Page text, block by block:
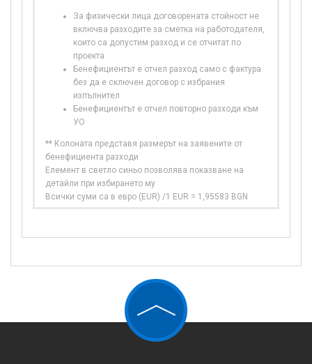
За физически лица договорената стойност не
включва разходите за сметка на работодателя,
които са допустим разход и се отчитат по
проекта
Бенефициентът е отчел разход само с фактура
без да е сключен договор с избрания
изпълнител
Бенефициентът е отчел повторно разходи към
УО
** Колоната представя размерът на заявените от
бенефициента разходи
Елемент в светло синьо позволява показване на
детайли при избирането му
Всички суми са в евро (EUR) /1 EUR = 1,95583 BGN